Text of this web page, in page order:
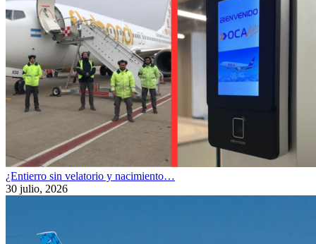
¿Entierro sin velatorio y nacimiento…
30 julio, 2026